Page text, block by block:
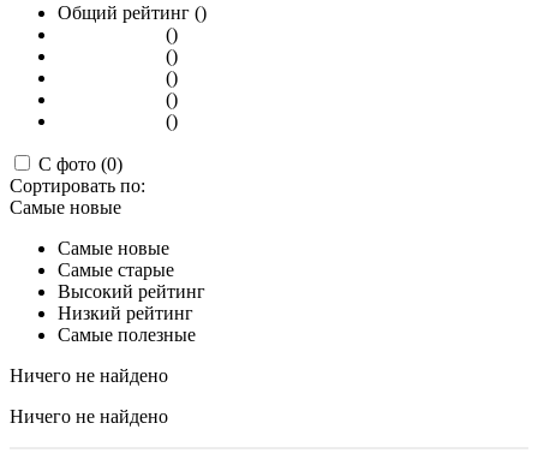
Общий рейтинг ()
()
()
()
()
()
С фото (0)
Сортировать по:
Самые новые
Самые новые
Самые старые
Высокий рейтинг
Низкий рейтинг
Самые полезные
Ничего не найдено
Ничего не найдено